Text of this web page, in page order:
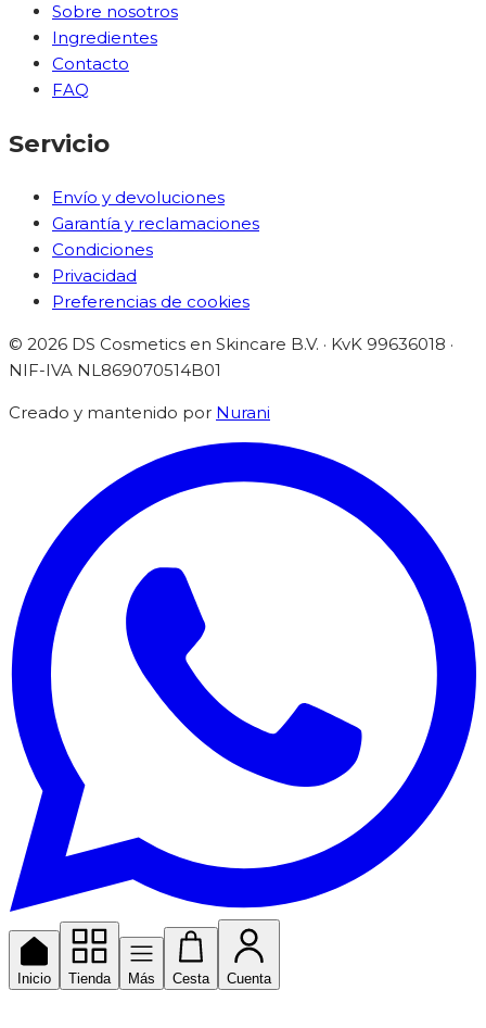
Sobre nosotros
Ingredientes
Contacto
FAQ
Servicio
Envío y devoluciones
Garantía y reclamaciones
Condiciones
Privacidad
Preferencias de cookies
© 2026 DS Cosmetics en Skincare B.V. · KvK 99636018 ·
NIF-IVA NL869070514B01
Creado y mantenido por Nurani
Inicio Tienda Más Cesta Cuenta